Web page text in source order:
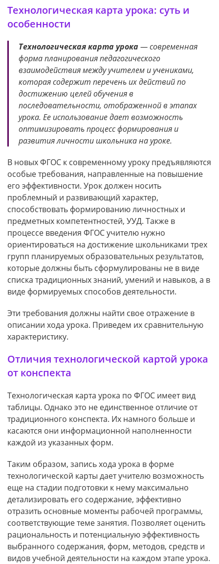
Технологическая карта урока: суть и
особенности
Технологическая карта урока— современная
форма планирования педагогического
взаимодействия между учителем и учениками,
которая содержит перечень их действий по
достижению целей обучения в
последовательности, отображенной в этапах
урока. Ее использование дает возможность
оптимизировать процесс формирования и
развития личности школьника на уроке.
В новых ФГОС к современному уроку предъявляются
особые требования, направленные на повышение
его эффективности. Урок должен носить
проблемный и развивающий характер,
способствовать формированию личностных и
предметных компетентностей, УУД. Также в
процессе введения ФГОС учителю нужно
ориентироваться на достижение школьниками трех
групп планируемых образовательных результатов,
которые должны быть сформулированы не в виде
списка традиционных знаний, умений и навыков, а в
виде формируемых способов деятельности.
Эти требования должны найти свое отражение в
описании хода урока. Приведем их сравнительную
характеристику.
Отличия технологической картой урока
от конспекта
Технологическая карта урока по ФГОС имеет вид
таблицы. Однако это не единственное отличие от
традиционного конспекта. Их намного больше и
касаются они информационной наполненности
каждой из указанных форм.
Таким образом, запись хода урока в форме
технологической карты дает учителю возможность
еще на стадии подготовки к нему максимально
детализировать его содержание, эффективно
отразить основные моменты рабочей программы,
соответствующие теме занятия. Позволяет оценить
рациональность и потенциальную эффективность
выбранного содержания, форм, методов, средств и
видов учебной деятельности на каждом этапе урока.